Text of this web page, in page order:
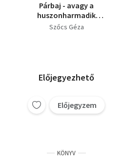
Párbaj - avagy a
huszonharmadik
hóhullás
Szőcs Géza
Előjegyezhető
Előjegyzem
KÖNYV